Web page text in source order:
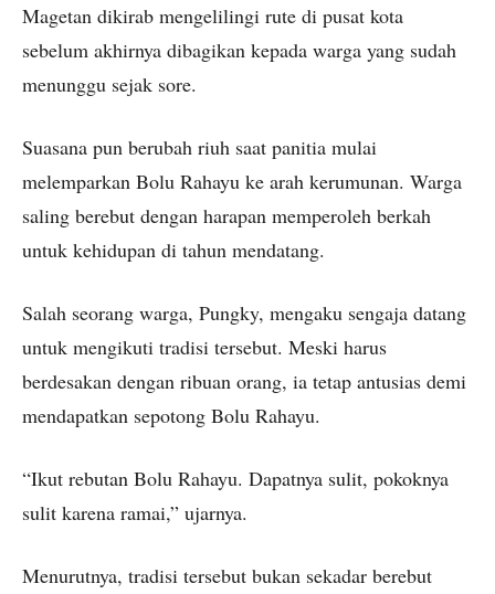
Magetan dikirab mengelilingi rute di pusat kota
sebelum akhirnya dibagikan kepada warga yang sudah
menunggu sejak sore.
Suasana pun berubah riuh saat panitia mulai
melemparkan Bolu Rahayu ke arah kerumunan. Warga
saling berebut dengan harapan memperoleh berkah
untuk kehidupan di tahun mendatang.
Salah seorang warga, Pungky, mengaku sengaja datang
untuk mengikuti tradisi tersebut. Meski harus
berdesakan dengan ribuan orang, ia tetap antusias demi
mendapatkan sepotong Bolu Rahayu.
“Ikut rebutan Bolu Rahayu. Dapatnya sulit, pokoknya
sulit karena ramai,” ujarnya.
Menurutnya, tradisi tersebut bukan sekadar berebut